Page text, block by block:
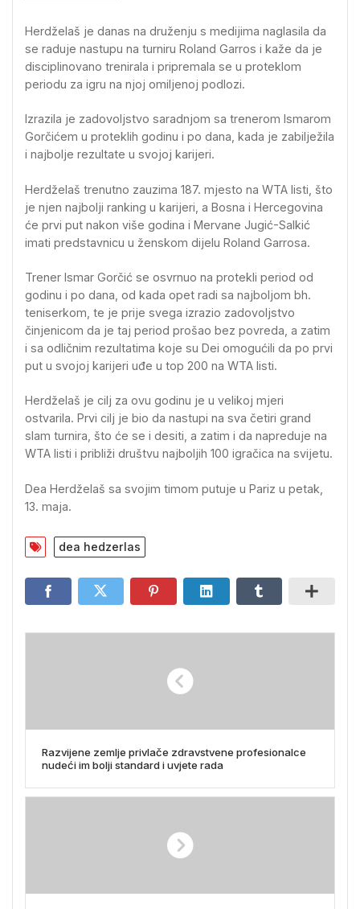
Herdželaš je danas na druženju s medijima naglasila da
se raduje nastupu na turniru Roland Garros i kaže da je
disciplinovano trenirala i pripremala se u proteklom
periodu za igru na njoj omiljenoj podlozi.
Izrazila je zadovoljstvo saradnjom sa trenerom Ismarom
Gorčićem u proteklih godinu i po dana, kada je zabilježila
i najbolje rezultate u svojoj karijeri.
Herdželaš trenutno zauzima 187. mjesto na WTA listi, što
je njen najbolji ranking u karijeri, a Bosna i Hercegovina
će prvi put nakon više godina i Mervane Jugić-Salkić
imati predstavnicu u ženskom dijelu Roland Garrosa.
Trener Ismar Gorčić se osvrnuo na protekli period od
godinu i po dana, od kada opet radi sa najboljom bh.
teniserkom, te je prije svega izrazio zadovoljstvo
činjenicom da je taj period prošao bez povreda, a zatim
i sa odličnim rezultatima koje su Dei omogućili da po prvi
put u svojoj karijeri uđe u top 200 na WTA listi.
Herdželaš je cilj za ovu godinu je u velikoj mjeri
ostvarila. Prvi cilj je bio da nastupi na sva četiri grand
slam turnira, što će se i desiti, a zatim i da napreduje na
WTA listi i približi društvu najboljih 100 igračica na svijetu.
Dea Herdželaš sa svojim timom putuje u Pariz u petak,
13. maja.
dea hedzerlas
Razvijene zemlje privlače zdravstvene profesionalce
nudeći im bolji standard i uvjete rada